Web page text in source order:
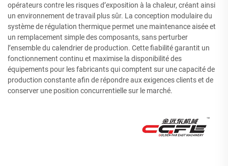
opérateurs contre les risques d’exposition à la chaleur, créant ainsi
un environnement de travail plus sûr. La conception modulaire du
système de régulation thermique permet une maintenance aisée et
un remplacement simple des composants, sans perturber
l’ensemble du calendrier de production. Cette fiabilité garantit un
fonctionnement continu et maximise la disponibilité des
équipements pour les fabricants qui comptent sur une capacité de
production constante afin de répondre aux exigences clients et de
conserver une position concurrentielle sur le marché.